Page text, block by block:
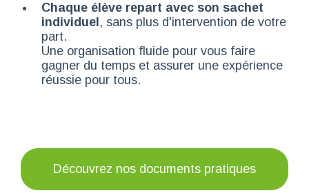
Chaque élève repart avec son sachet
individuel , sans plus d'intervention de votre
part.
Une organisation fluide pour vous faire
gagner du temps et assurer une expérience
réussie pour tous.
Découvrez nos documents pratiques